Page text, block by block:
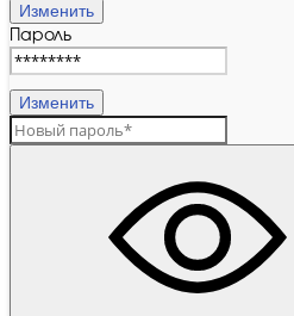
Изменить
Пароль
Изменить